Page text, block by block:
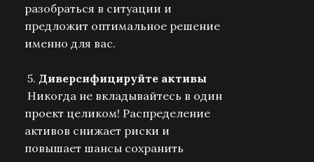
разобраться в ситуации и
предложит оптимальное решение
именно для вас.
5. Диверсифицируйте активы
Никогда не вкладывайтесь в один
проект целиком! Распределение
активов снижает риски и
повышает шансы сохранить